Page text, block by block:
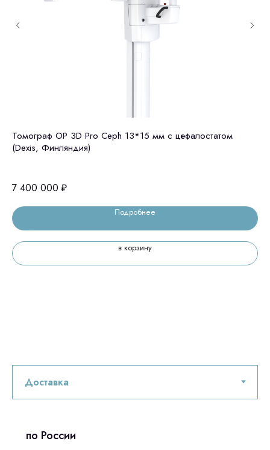
Томограф OP 3D Pro Ceph 13*15 мм с цефалостатом
(Dexis, Финляндия)
7 400 000 ₽
Подробнее
в корзину
по России